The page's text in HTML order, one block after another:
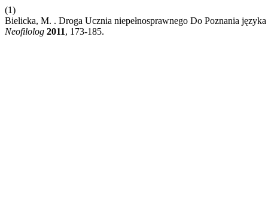
(1)
Bielicka, M. . Droga Ucznia niepełnosprawnego Do Poznania
Neofilolog 2011, 173-185.